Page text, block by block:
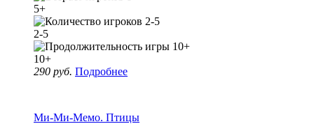
5+
2-5
10+
290 руб. Подробнее
Ми-Ми-Мемо. Птицы